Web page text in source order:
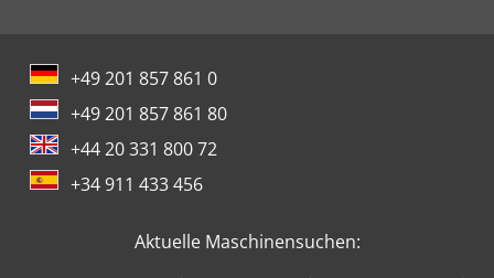
+49 201 857 861 0
+49 201 857 861 80
+44 20 331 800 72
+34 911 433 456
Aktuelle Maschinensuchen: